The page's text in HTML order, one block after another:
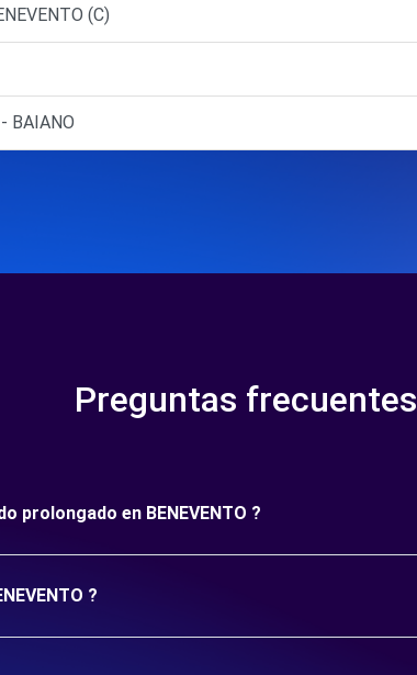
(C)
BAIANO
Preguntas frecuentes
prolongado en BENEVENTO ?
?